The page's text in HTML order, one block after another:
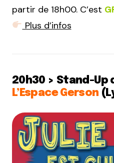
partir de 18h00. C’est
Plus d’infos
20h30 > Stand-Up
L’Espace Gerson